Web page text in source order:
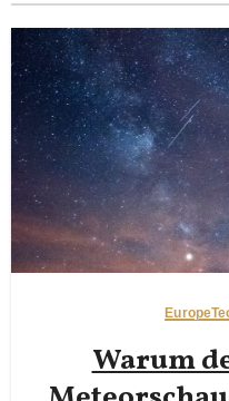
Europe
Warum